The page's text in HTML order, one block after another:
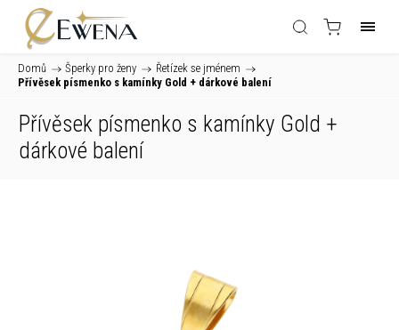
Domů / Šperky pro ženy / Řetízek se jménem /
Přívěsek písmenko s kamínky Gold + dárkové balení
Přívěsek písmenko s kamínky Gold +
dárkové balení